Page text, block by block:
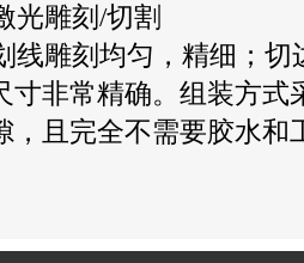
雕刻/切割
雕刻均匀，精细；切
寸非常精确。组装方式
，且完全不需要胶水和